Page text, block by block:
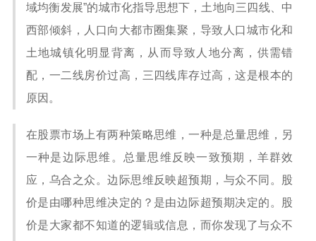
域均衡发展”的城市化指导思想下，土地向三四线、中
西部倾斜，人口向大都市圈集聚，导致人口城市化和
土地城镇化明显背离，从而导致人地分离，供需错
配，一二线房价过高，三四线库存过高，这是根本的
原因。
在股票市场上有两种策略思维，一种是总量思维，另
一种是边际思维。总量思维反映一致预期，羊群效
应，乌合之众。边际思维反映超预期，与众不同。股
价是由哪种思维决定的？是由边际超预期决定的。股
价是大家都不知道的逻辑或信息，而你发现了与众不